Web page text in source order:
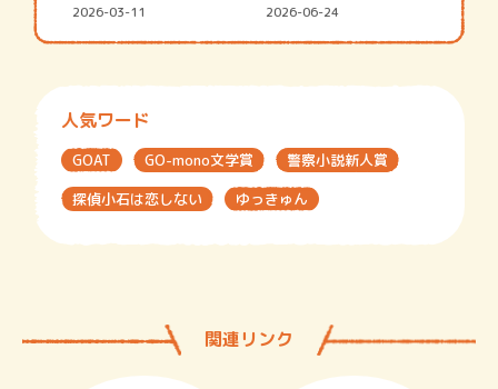
2026-03-11 2026-06-24
人気ワード
GOAT GO-mono文学賞
警察小説新人賞
探偵小石は恋しない
ゆっきゅん
関連リンク